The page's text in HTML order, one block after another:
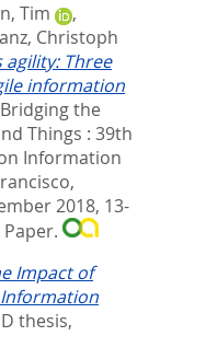
Tim
,
Christoph
agility: Three
information
the
Things : 39th
Information
2018, 13-
Paper.
Impact of
thesis,